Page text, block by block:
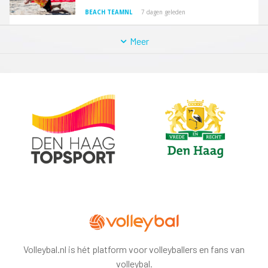
BEACH TEAMNL 7 dagen geleden
Meer
Volleybal.nl is hét platform voor volleyballers en fans van
volleybal.